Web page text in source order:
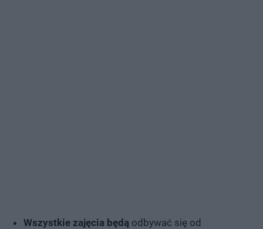
Wszystkie zajęcia będą odbywać się od